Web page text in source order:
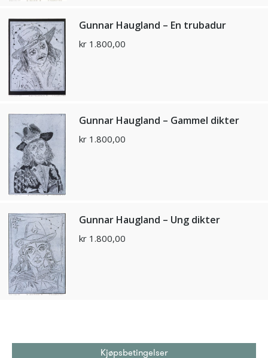
Gunnar Haugland – En trubadur
kr 1.800,00
Gunnar Haugland – Gammel dikter
kr 1.800,00
Gunnar Haugland – Ung dikter
kr 1.800,00
Kjøpsbetingelser